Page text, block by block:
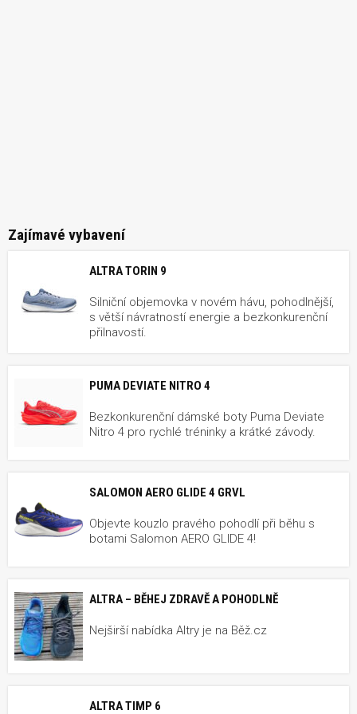
Zajímavé vybavení
ALTRA TORIN 9
Silniční objemovka v novém hávu, pohodlnější,
s větší návratností energie a bezkonkurenční
přilnavostí.
PUMA DEVIATE NITRO 4
Bezkonkurenční dámské boty Puma Deviate
Nitro 4 pro rychlé tréninky a krátké závody.
SALOMON AERO GLIDE 4 GRVL
Objevte kouzlo pravého pohodlí při běhu s
botami Salomon AERO GLIDE 4!
ALTRA – BĚHEJ ZDRAVĚ A POHODLNĚ
Nejširší nabídka Altry je na Běž.cz
ALTRA TIMP 6